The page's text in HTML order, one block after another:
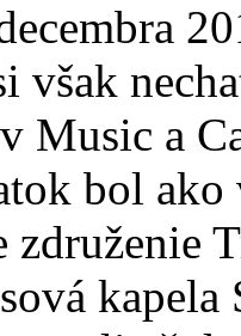
však
Music a
bol
združenie